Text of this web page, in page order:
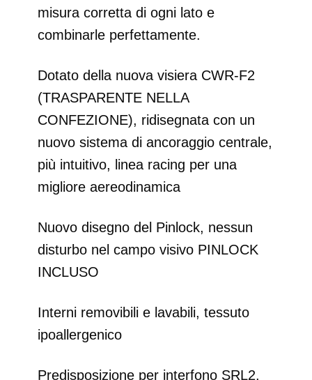
misura corretta di ogni lato e
combinarle perfettamente.
Dotato della nuova visiera CWR-F2
(TRASPARENTE NELLA
CONFEZIONE), ridisegnata con un
nuovo sistema di ancoraggio centrale,
più intuitivo, linea racing per una
migliore aereodinamica
Nuovo disegno del Pinlock, nessun
disturbo nel campo visivo PINLOCK
INCLUSO
Interni removibili e lavabili, tessuto
ipoallergenico
Predisposizione per interfono SRL2,